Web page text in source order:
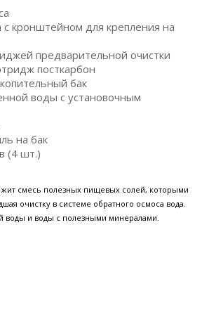
с кронштейном для крепления на
предварительной очистки
посткарбон
бак
воды с установочным
на бак
(4 шт.)
смесь полезных пищевых солей, которыми
очистку в системе обратного осмоса вода.
воды и воды с полезными минералами.